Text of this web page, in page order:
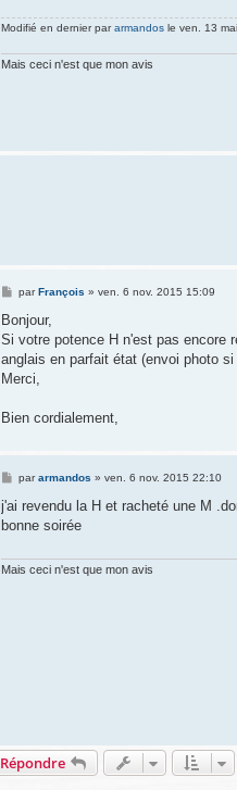
Modifié en dernier pararmandos le ven. 13
Mais ceci n'est que mon avis
M
s
a
g
e
parFrançois » ven. 6 nov. 2015 15:09
Bonjour,
Si votre potence H n'est pas encore
anglais en parfait état (envoi photo
Merci,
Bien cordialement,
M
s
a
pararmandos » ven. 6 nov. 2015 22:10
j'ai revendu la H et racheté une M
bonne soirée
Mais ceci n'est que mon avis
Répondre